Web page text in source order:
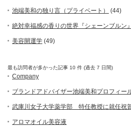
池端美和の独り言（プライベート） (44)
絶対幸福感の香りの世界『シェーンブルン』
美容開運学 (49)
最も訪問者が多かった記事 10 件 (過去 7 日間)
Company
ブランドアドバイザー池端美和プロフィー
武庫川女子大学薬学部 特任教授に就任祝
アロマオイル美容液